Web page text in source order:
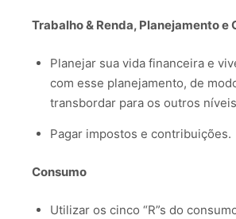
Trabalho & Renda, Planejamento e
Planejar sua vida financeira e
com esse planejamento, de
transbordar para os outros
Pagar impostos e contribuições.
Consumo
Utilizar os cinco “R”s do